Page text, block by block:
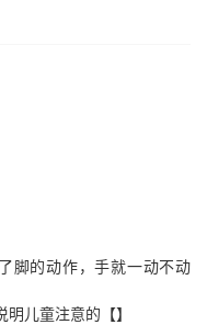
脚的动作，手就一动不动
儿童注意的【】